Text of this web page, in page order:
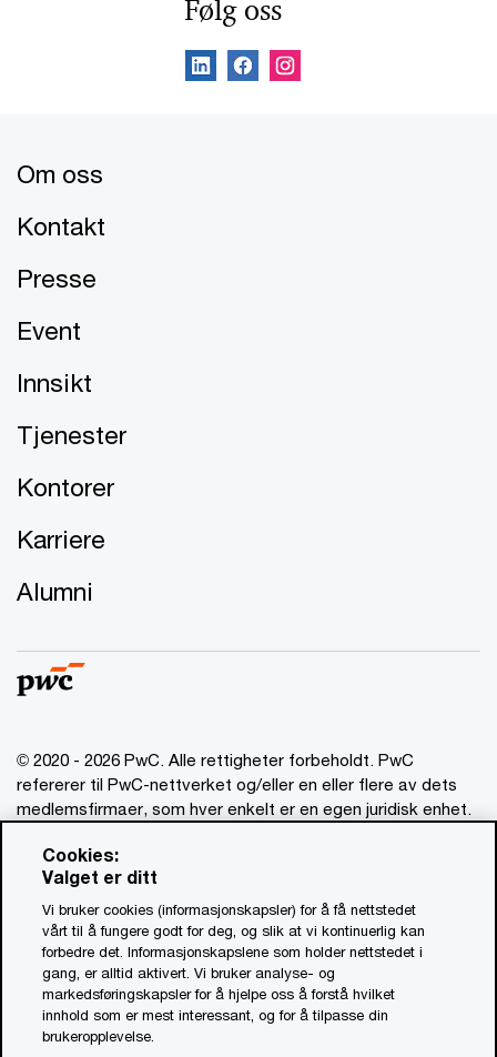
Følg oss
Om oss
Kontakt
Presse
Event
Innsikt
Tjenester
Kontorer
Karriere
Alumni
© 2020 - 2026 PwC. Alle rettigheter forbeholdt. PwC
refererer til PwC-nettverket og/eller en eller flere av dets
medlemsfirmaer, som hver enkelt er en egen juridisk enhet.
Ansvarsbegrensning
Om utgiver
Standardvilkår
Åpenhetsrapport
Åpenhetsloven PwC (PDF, 0.9 MB)
Cookies:
Valget er ditt
Vi bruker cookies (informasjonskapsler) for å få nettstedet
vårt til å fungere godt for deg, og slik at vi kontinuerlig kan
forbedre det. Informasjonskapslene som holder nettstedet i
gang, er alltid aktivert. Vi bruker analyse- og
markedsføringskapsler for å hjelpe oss å forstå hvilket
innhold som er mest interessant, og for å tilpasse din
brukeropplevelse.